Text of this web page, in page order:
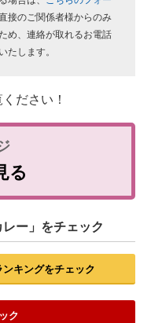
のご関係者様からのみ
め、連絡が取れるお電話
たします。
ださい！
る
ー」をチェック
キングをチェック
ク